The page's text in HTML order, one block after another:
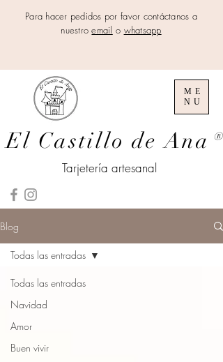
Para hacer pedidos por favor contáctanos a
nuestroemail o whatsapp
El Castillo de Ana ®
ME
NU
Tarjetería artesanal
Blog
Todas las entradas
Navidad
Amor
Buen vivir
Todas las entradas